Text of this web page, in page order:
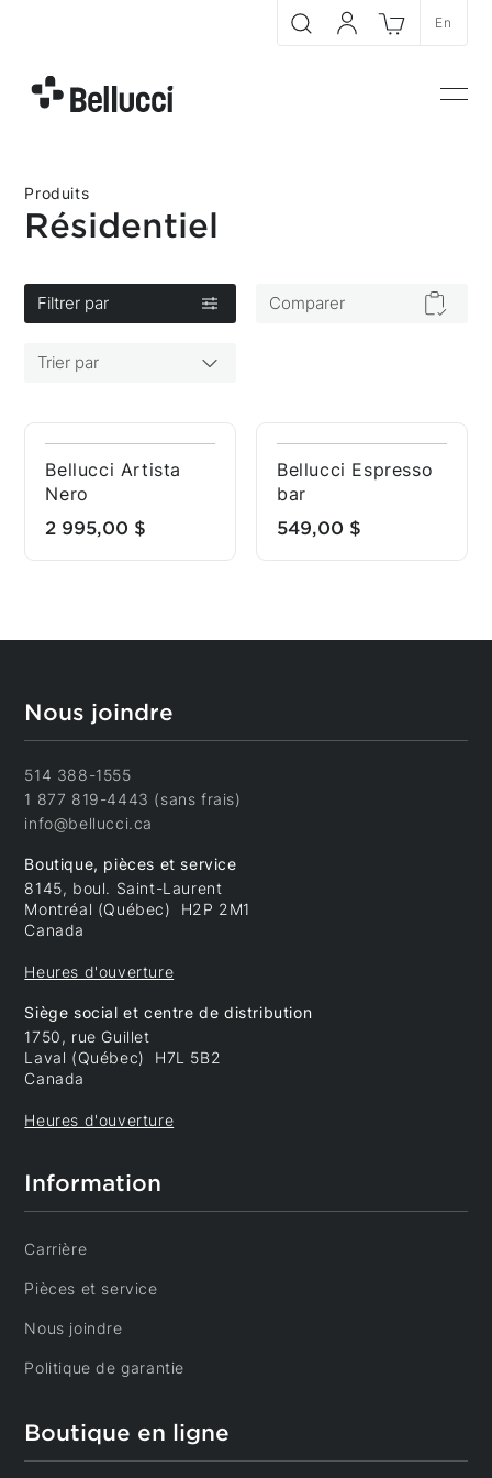
RechercheMon compte
PanierEn
Bellucci
Produits
Résidentiel
Filtrer par Comparer
Trier par
Prix (croissant)
Bellucci Artista
Nero
2 995,00 $
Bellucci Espresso
bar
549,00 $
1
2
Comparer
Nous joindre
514 388-1555
1 877 819-4443 (sans frais)
info@bellucci.ca
Boutique, pièces et service
8145, boul. Saint-Laurent
Montréal (Québec) H2P 2M1
Canada
Heures d'ouverture
Siège social et centre de distribution
1750, rue Guillet
Laval (Québec) H7L 5B2
Canada
Heures d'ouverture
Information
Carrière
Pièces et service
Nous joindre
Politique de garantie
Boutique en ligne